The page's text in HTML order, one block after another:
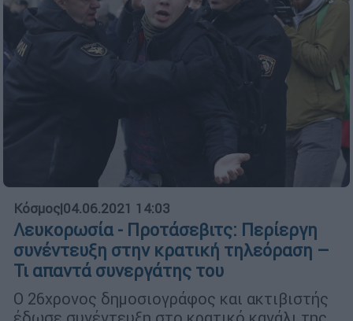
Κόσμος|04.06.2021 14:03
Λευκορωσία - Προτάσεβιτς: Περίεργη
συνέντευξη στην κρατική τηλεόραση –
Τι απαντά συνεργάτης του
Ο 26χρονος δημοσιογράφος και ακτιβιστής